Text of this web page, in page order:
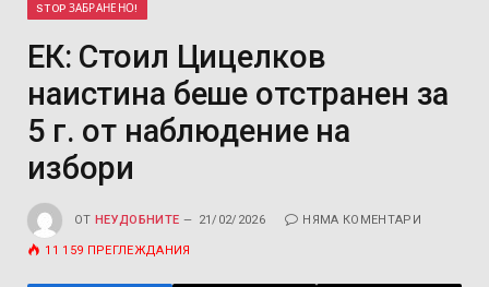
STOP ЗАБРАНЕНО!
ЕК: Стоил Цицелков
наистина беше отстранен за
5 г. от наблюдение на
избори
ОТ НЕУДОБНИТЕ 21/02/2026 НЯМА КОМЕНТАРИ
11 159 ПРЕГЛЕЖДАНИЯ